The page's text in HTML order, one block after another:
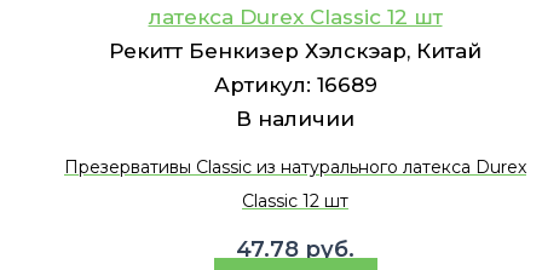
латекса Durex Classic 12 шт
Рекитт Бенкизер Хэлскэар, Китай
Артикул: 16689
В наличии
Презервативы Classic из натурального латекса Durex
Classic 12 шт
47.78 руб.